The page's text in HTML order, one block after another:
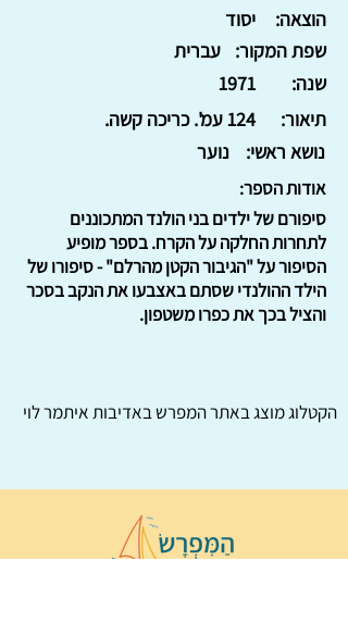
יסוד
הוצאה:
עברית
שפת המקור:
1971
שנה:
124 עמ'. כריכה קשה.
תיאור:
נוער
נושא ראשי:
אודות הספר:
סיפורם של ילדים בני הולנד המתכוננים
לתחרות החלקה על הקרח. בספר מופיע
הסיפור על "הגיבור הקטן מהרלם" - סיפורו של
הילד ההולנדי שסתם באצבעו את הנקב בסכר
והציל בכך את כפרו משטפון.
הקטלוג מוצג באתרהמפרשבאדיבות איתמר לוי